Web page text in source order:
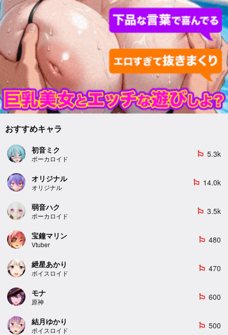
おすすめキャラ
初音ミク
ボーカロイド
emoji_flags 5.3k
オリジナル
オリジナル
emoji_flags 14.0k
弱音ハク
ボーカロイド
emoji_flags 3.5k
宝鐘マリン
Vtuber
emoji_flags 480
紲星あかり
ボイスロイド
emoji_flags 470
モナ
原神
emoji_flags 600
結月ゆかり
ボイスロイド
emoji_flags 500